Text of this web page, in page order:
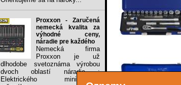
Proxxon - Zaručená
nemecká kvalita za
výhodné ceny,
náradie pre každého
Nemecká firma
Proxxon je už
dlhodobe svetoznáma výrobou
dvoch oblastí náradia :
Elektrického mini-náradia